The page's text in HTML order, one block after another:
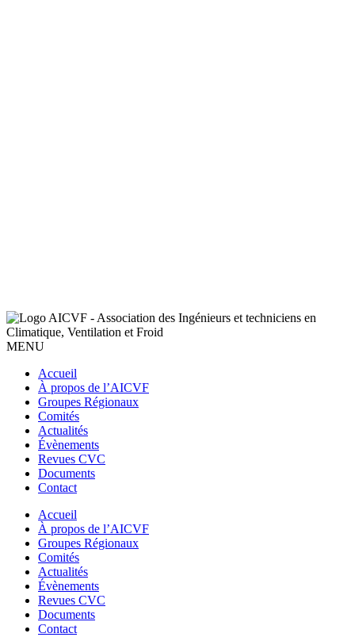
MENU
Accueil
À propos de l’AICVF
Groupes Régionaux
Comités
Actualités
Évènements
Revues CVC
Documents
Contact
Accueil
À propos de l’AICVF
Groupes Régionaux
Comités
Actualités
Évènements
Revues CVC
Documents
Contact